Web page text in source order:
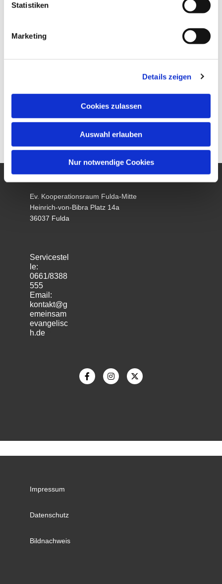
Statistiken
Marketing
Details zeigen
Cookies zulassen
Auswahl erlauben
Nur notwendige Cookies
Ev. Kooperationsraum Fulda-Mitte
Heinrich-von-Bibra Platz 14a
36037 Fulda
Servicestel
le:
0661/8388
555
Email:
kontakt@g
emeinsam
evangelisc
h.de
Impressum
Datenschutz
Bildnachweis